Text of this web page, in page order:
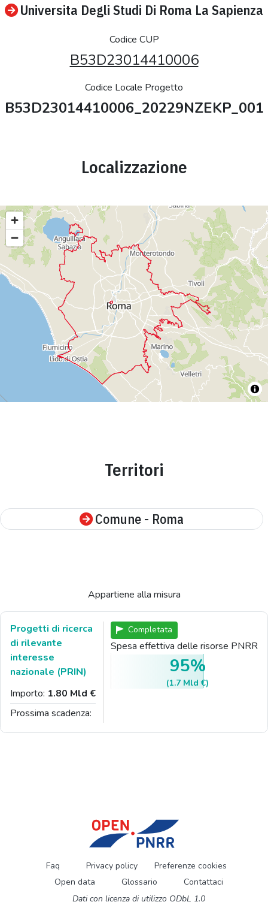
Universita Degli Studi Di Roma La Sapienza
Codice CUP
B53D23014410006
Codice Locale Progetto
B53D23014410006_20229NZEKP_001
Localizzazione
Territori
Comune - Roma
Appartiene alla misura
Progetti di ricerca
di rilevante
interesse
nazionale (PRIN)
Importo: 1.80 Mld €
Prossima scadenza:
Completata
Spesa effettiva delle risorse PNRR
95%
(1.7 Mld €)
Faq Privacy policy
Preferenze cookies
Open data
Glossario
Contattaci
Dati con licenza di utilizzo ODbL 1.0